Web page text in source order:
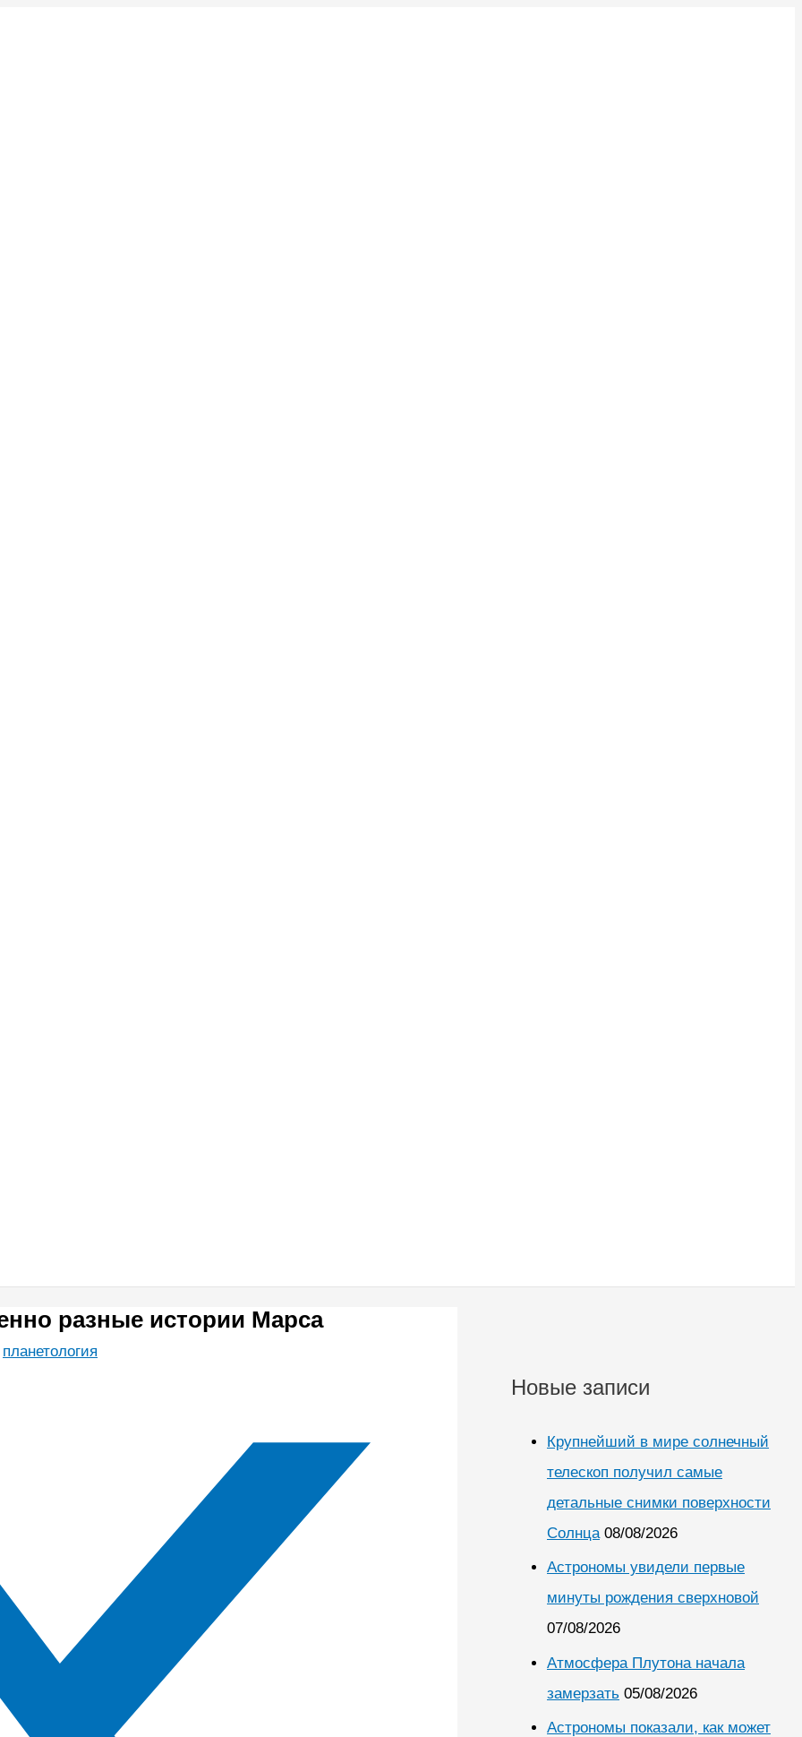
разные истории Марса
планетология
Новые записи
Крупнейший в мире солнечный
телескоп получил самые
детальные снимки поверхности
Солнца 08/08/2026
Астрономы увидели первые
минуты рождения сверхновой
07/08/2026
Атмосфера Плутона начала
замерзать 05/08/2026
Астрономы показали, как может